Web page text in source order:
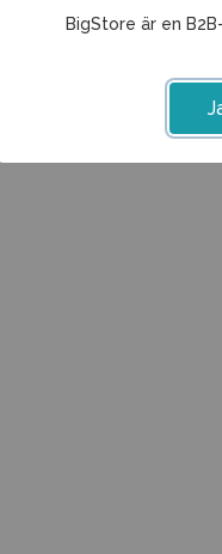
BigStore är en